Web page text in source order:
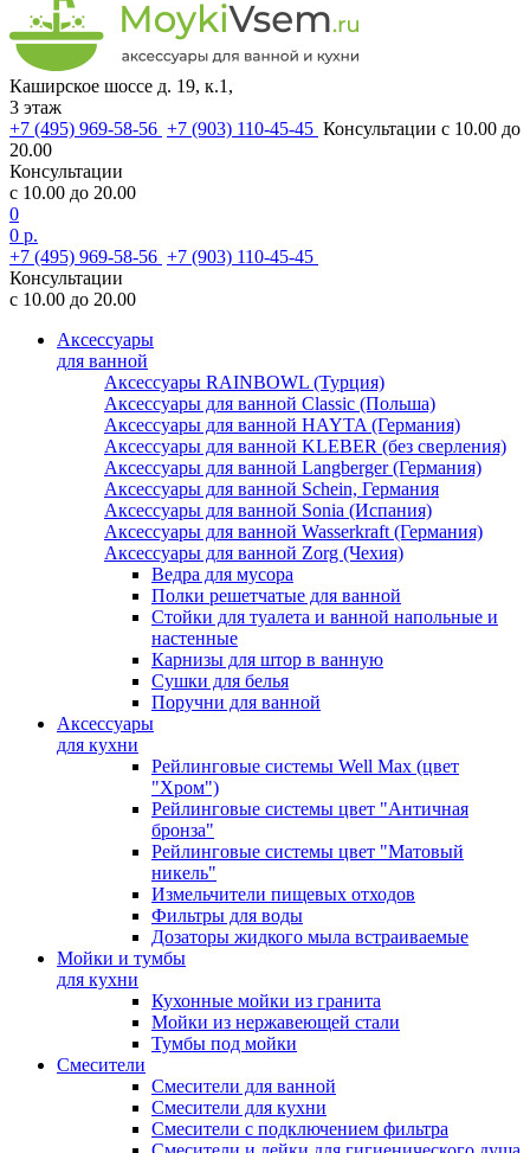
Каширское шоссе д. 19, к.1,
3 этаж
+7 (495) 969-58-56 +7 (903) 110-45-45 Консультации с 10.00 до
20.00
Консультации
с 10.00 до 20.00
0
0 р.
+7 (495) 969-58-56 +7 (903) 110-45-45
Консультации
с 10.00 до 20.00
Аксессуары
для ванной
Аксессуары RAINBOWL (Турция)
Аксессуары для ванной Classic (Польша)
Аксессуары для ванной HAYTA (Германия)
Аксессуары для ванной KLEBER (без сверления)
Аксессуары для ванной Langberger (Германия)
Аксессуары для ванной Schein, Германия
Аксессуары для ванной Sonia (Испания)
Аксессуары для ванной Wasserkraft (Германия)
Аксессуары для ванной Zorg (Чехия)
Ведра для мусора
Полки решетчатые для ванной
Стойки для туалета и ванной напольные и
настенные
Карнизы для штор в ванную
Сушки для белья
Поручни для ванной
Аксессуары
для кухни
Рейлинговые системы Well Max (цвет
"Хром")
Рейлинговые системы цвет "Античная
бронза"
Рейлинговые системы цвет "Матовый
никель"
Измельчители пищевых отходов
Фильтры для воды
Дозаторы жидкого мыла встраиваемые
Мойки и тумбы
для кухни
Кухонные мойки из гранита
Мойки из нержавеющей стали
Тумбы под мойки
Смесители
Смесители для ванной
Смесители для кухни
Смесители с подключением фильтра